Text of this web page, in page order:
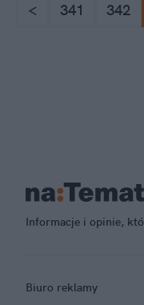
< 341 342
Informacje i opinie,
Biuro reklamy